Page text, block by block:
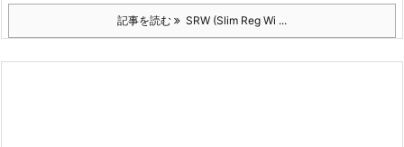
記事を読む SRW (Slim Reg Wi ...